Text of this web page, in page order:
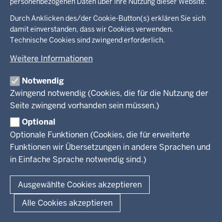
Durch Anklicken des/der Cookie-Button(s) erklären Sie sich
damit einverstanden, dass wir Cookies verwenden.
Technische Cookies sind zwingend erforderlich.
Weitere Informationen
Notwendig
Zwingend notwendig (Cookies, die für die Nutzung der
Seite zwingend vorhanden sein müssen.)
Optional
Optionale Funktionen (Cookies, die für erweiterte
Funktionen wir Übersetzungen in andere Sprachen und
in Einfache Sprache notwendig sind.)
Ausgewählte Cookies akzeptieren
Alle Cookies akzeptieren
in
der
Fußzeile
Ministerium
Kinder
Familie
Gleichstellung
Flucht
Integration
Presse
Pressekontakt
RSS-Feeds
Service
Broschürenservice
Bibliothek
Newsletter
Geschützter Kontakt
Landesportal NRW
Anfahrt
E-Rechnung
Instagram-Links
#WTFuture
Fußzeile
Seitenübersicht